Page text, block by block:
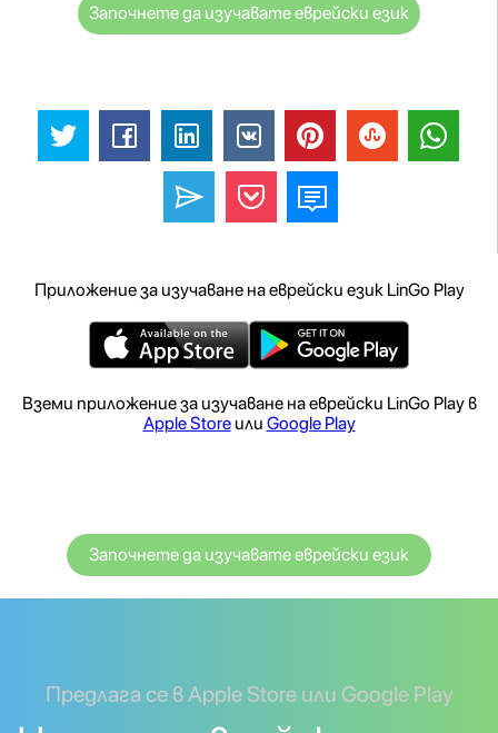
Започнете да изучавате еврейски език
Приложение за изучаване на еврейски език LinGo Play
Вземи приложение за изучаване на еврейски LinGo Play в
Apple Storeили Google Play
Започнете да изучавате еврейски език
Предлага се в Apple Store или Google Play